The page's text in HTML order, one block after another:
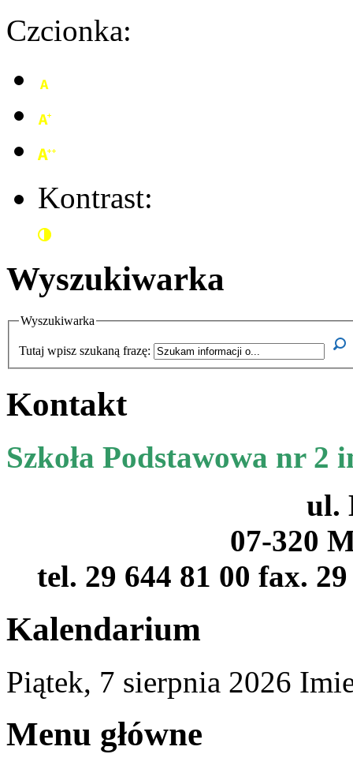
Czcionka:
Kontrast:
Wyszukiwarka
Wyszukiwarka
Tutaj wpisz szukaną frazę:
Kontakt
Szkoła Podstawowa nr
ul.
07-320
tel. 29 644 81 00 fax.
Kalendarium
Piątek, 7 sierpnia 2026
Menu główne